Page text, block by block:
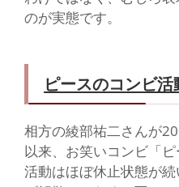
のが実態です。
ピースのコンビ
相方の綾部祐二さんが
以来、お笑いコンビ「
活動はほぼ休止状態が